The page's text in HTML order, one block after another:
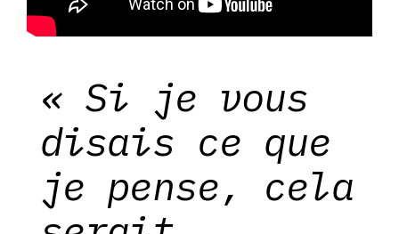
« Si je vous
disais ce que
je pense, cela